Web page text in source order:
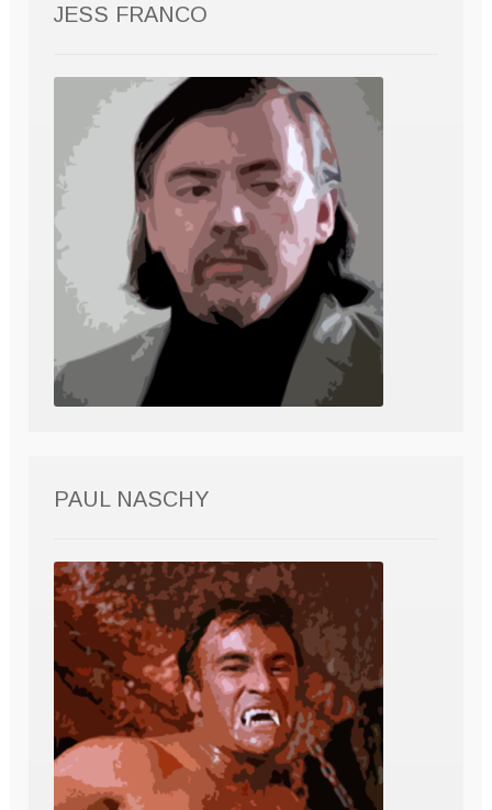
JESS FRANCO
PAUL NASCHY